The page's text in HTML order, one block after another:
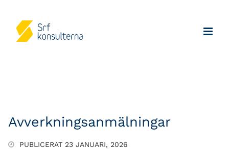
Avverkningsanmälningar
PUBLICERAT 23 JANUARI, 2026